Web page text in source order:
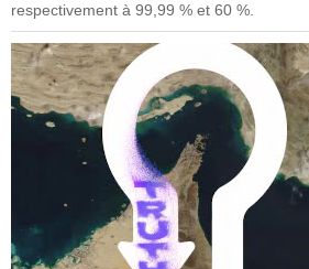
respectivement à 99,99 % et 60 %.